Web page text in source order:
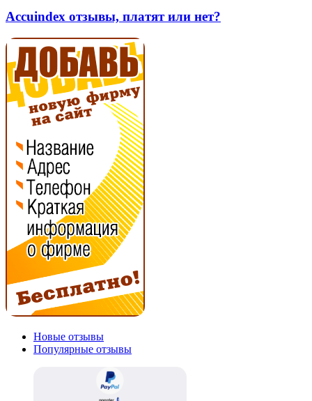
нет?
платят
или
нет?
Accuindex отзывы, платят или нет?
Новые отзывы
Популярные отзывы